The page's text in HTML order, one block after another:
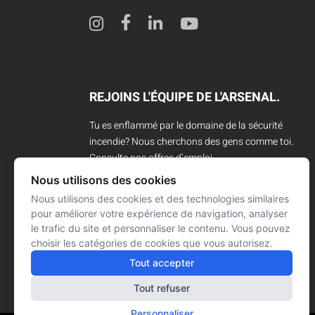
REJOINS L'ÉQUIPE DE L'ARSENAL.
Tu es enflammé par le domaine de la sécurité
incendie? Nous cherchons des gens comme toi.
Consulte nos offres d’emploi.
CARRIÈRES
Nous utilisons des cookies
Nous utilisons des cookies et des technologies similaires
pour améliorer votre expérience de navigation, analyser
le trafic du site et personnaliser le contenu. Vous pouvez
choisir les catégories de cookies que vous autorisez.
Tout accepter
Tout refuser